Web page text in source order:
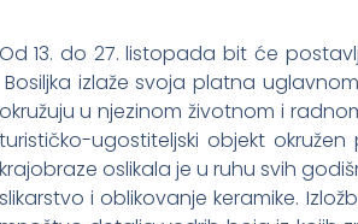
Od 13. do 27. listopada bit će
Bosiljka izlaže svoja platna
okružuju u njezinom životnom i
turističko-ugostiteljski objekt
krajobraze oslikala je u ruhu svih
slikarstvo i oblikovanje keramike.